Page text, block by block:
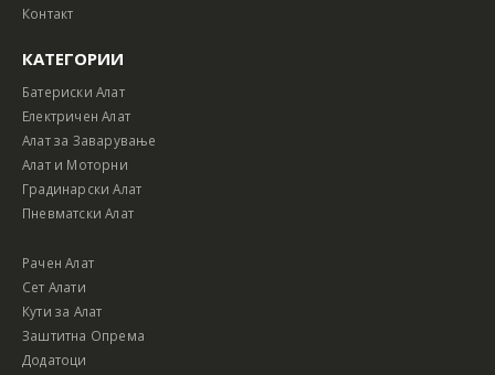
Контакт
КАТЕГОРИИ
Батериски Алат
Електричен Алат
Алат за Заварување
Алат и Моторни
Градинарски Алат
Пневматски Алат
Рачен Алат
Сет Алати
Кути за Алат
Заштитна Опрема
Додатоци